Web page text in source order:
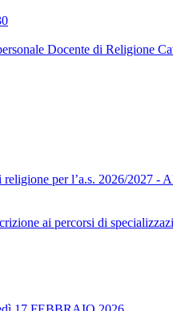
Docente di Religione
per l’a.s. 2026/2027 -
ai percorsi di